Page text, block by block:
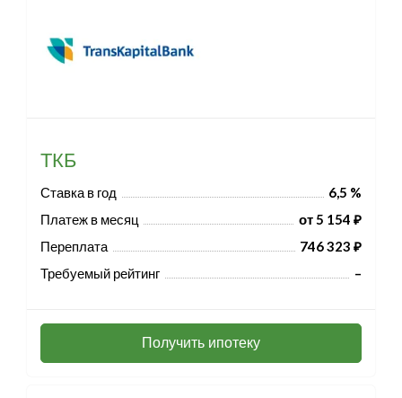
ТКБ
Ставка в год
6,5 %
Платеж в месяц
от 5 154 ₽
Переплата
746 323 ₽
Требуемый рейтинг
–
Получить ипотеку